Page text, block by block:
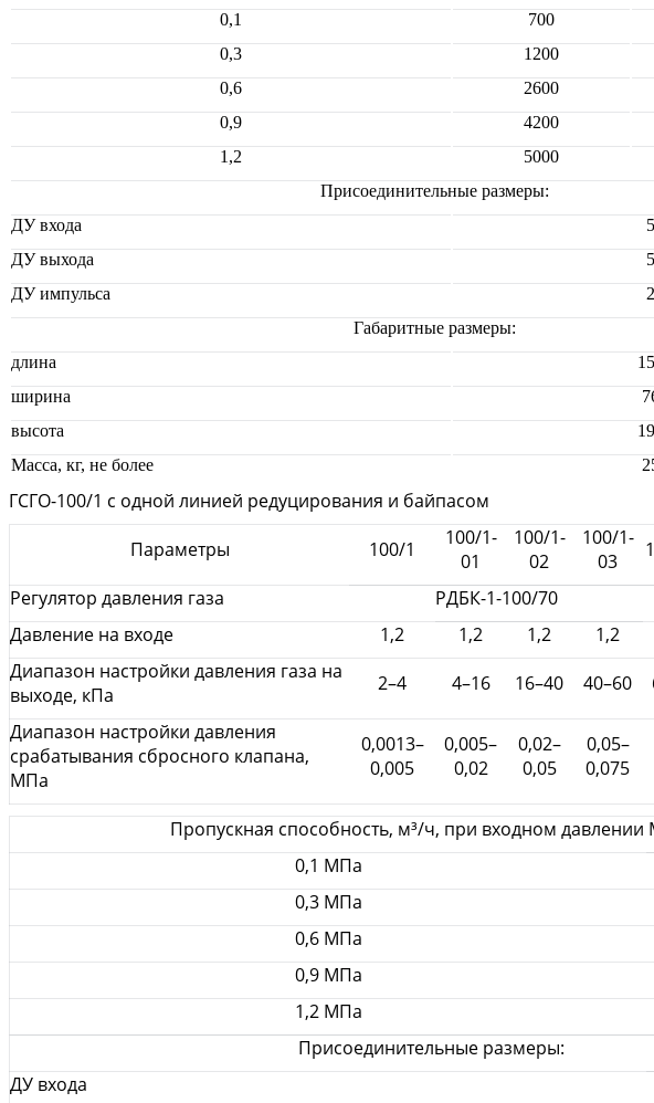
0,1
700
0,3
1200
0,6
2600
0,9
4200
1,2
5000
Присоединительные размеры:
ДУ входа
ДУ выхода
ДУ импульса
Габаритные размеры:
длина
ширина
высота
Масса, кг, не более
ГСГО-100/1 с одной линией редуцирования и байпасом
Параметры
100/1
100/1-
01
100/1-
02
100/1-
03
Регулятор давления газа
РДБК-1-100/70
Давление на входе
1,2 1,2 1,2 1,2
Диапазон настройки давления газа на
выходе, кПа
2–4 4–16 16–40 40–60
Диапазон настройки давления
срабатывания сбросного клапана,
МПа
0,0013–
0,005
0,005–
0,02
0,02–
0,05
0,05–
0,075
Пропускная способность, м³/ч, при входном давлении
0,1 МПа
0,3 МПа
0,6 МПа
0,9 МПа
1,2 МПа
Присоединительные размеры:
ДУ входа